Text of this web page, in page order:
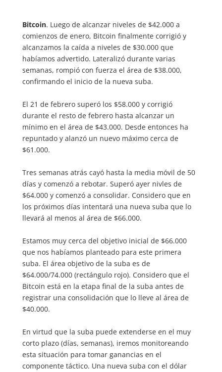
Bitcoin. Luego de alcanzar niveles de $42.000 a
comienzos de enero, Bitcoin finalmente corrigió y
alcanzamos la caída a niveles de $30.000 que
habíamos advertido. Lateralizó durante varias
semanas, rompió con fuerza el área de $38.000,
confirmando el inicio de la nueva suba.
El 21 de febrero superó los $58.000 y corrigió
durante el resto de febrero hasta alcanzar un
mínimo en el área de $43.000. Desde entonces ha
repuntado y alanzó un nuevo máximo cerca de
$61.000.
Tres semanas atrás cayó hasta la media móvil de 50
días y comenzó a rebotar. Superó ayer nivles de
$64.000 y comenzó a consolidar. Considero que en
los próximos días intentará una nueva suba que lo
llevará al menos al área de $66.000.
Estamos muy cerca del objetivo inicial de $66.000
que nos habíamos planteado para este primera
suba. El área objetivo de la suba es de
$64.000/74.000 (rectángulo rojo). Considero que el
Bitcoin está en la etapa final de la suba antes de
registrar una consolidación que lo lleve al área de
$40.000.
En virtud que la suba puede extenderse en el muy
corto plazo (días, semanas), iremos monitoreando
esta situación para tomar ganancias en el
componente táctico. Una nueva suba con el dólar